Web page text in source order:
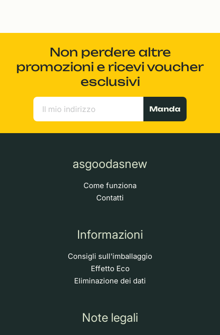
Non perdere altre
promozioni e ricevi voucher
esclusivi
Manda
asgoodasnew
Come funziona
Contatti
Informazioni
Consigli sull'imballaggio
Effetto Eco
Eliminazione dei dati
Note legali